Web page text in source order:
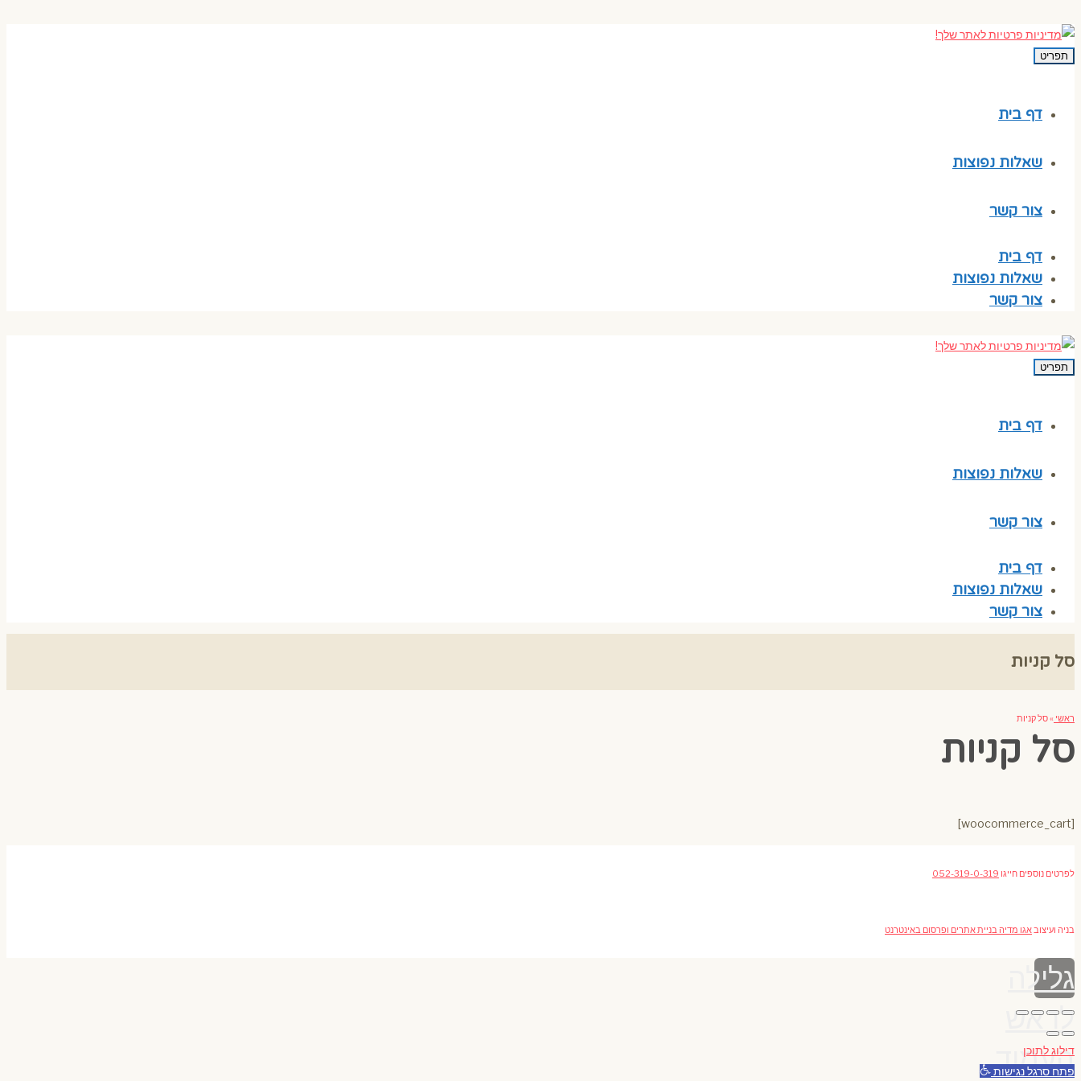
תפריט
דף בית
שאלות נפוצות
צור קשר
דף בית
שאלות נפוצות
צור קשר
תפריט
דף בית
שאלות נפוצות
צור קשר
דף בית
שאלות נפוצות
צור קשר
סל קניות
ראשי »סל קניות
סל קניות
[woocommerce_cart]
לפרטים נוספים חייגו 052-319-0-319
בניה ועיצובאגו מדיה בניית אתרים ופרסום באינטרנט
גלילה
לראש
העמוד
דילוג לתוכן
פתח סרגל נגישות